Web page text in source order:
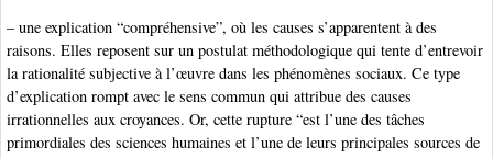
– une explication “compréhensive”, où les causes s’apparentent à des
raisons. Elles reposent sur un postulat méthodologique qui tente d’entrevoir
la rationalité subjective à l’œuvre dans les phénomènes sociaux. Ce type
d’explication rompt avec le sens commun qui attribue des causes
irrationnelles aux croyances. Or, cette rupture “est l’une des tâches
primordiales des sciences humaines et l’une de leurs principales sources de